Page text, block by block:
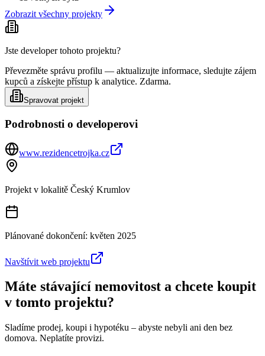
Zobrazit všechny projekty
Jste developer tohoto projektu?
Převezměte správu profilu — aktualizujte informace, sledujte zájem
kupců a získejte přístup k analytice. Zdarma.
Spravovat projekt
Podrobnosti o developerovi
www.rezidencetrojka.cz
Projekt v lokalitě Český Krumlov
Plánované dokončení: květen 2025
Navštívit web projektu
Máte stávající nemovitost a chcete koupit
v tomto projektu?
Sladíme prodej, koupi i hypotéku – abyste nebyli ani den bez
domova. Neplatíte provizi.